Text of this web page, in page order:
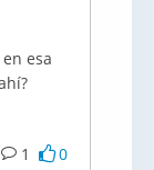
esa
1 0